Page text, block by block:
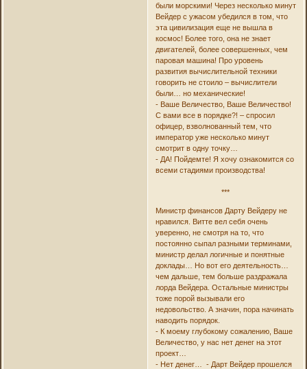
были морскими! Через несколько минут
Вейдер с ужасом убедился в том, что
эта цивилизация еще не вышла в
космос! Более того, она не знает
двигателей, более совершенных, чем
паровая машина! Про уровень
развития вычислительной техники
говорить не стоило – вычислители
были… но механические!
- Ваше Величество, Ваше Величество!
С вами все в порядке?! – спросил
офицер, взволнованный тем, что
император уже несколько минут
смотрит в одну точку…
- ДА! Пойдемте! Я хочу ознакомится со
всеми стадиями производства!
***
Министр финансов Дарту Вейдеру не
нравился. Витте вел себя очень
уверенно, не смотря на то, что
постоянно сыпал разными терминами,
министр делал логичные и понятные
доклады… Но вот его деятельность…
чем дальше, тем больше раздражала
лорда Вейдера. Остальные министры
тоже порой вызывали его
недовольство. А значин, пора начинать
наводить порядок.
- К моему глубокому сожалению, Ваше
Величество, у нас нет денег на этот
проект…
- Нет денег… - Дарт Вейдер прошелся